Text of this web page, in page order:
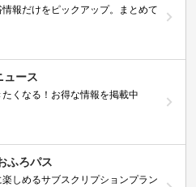
報だけをピックアップ。まとめて
ュース
くなる！お得な情報を掲載中
ふろパス
しめるサブスクリプションプラン